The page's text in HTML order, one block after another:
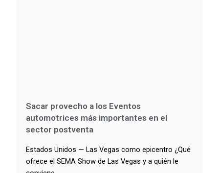
Sacar provecho a los Eventos
automotrices más importantes en el
sector postventa
Estados Unidos — Las Vegas como epicentro ¿Qué
ofrece el SEMA Show de Las Vegas y a quién le